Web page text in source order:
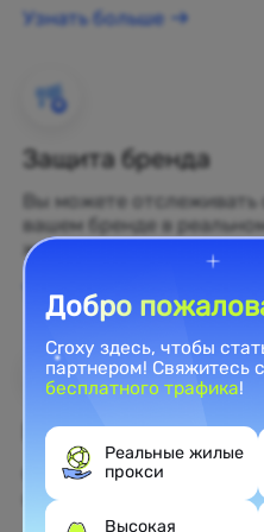
Узнать больше
Защита бренда
Вы можете
вашем бренде в
жилых прокси.
Узнать больше
Веб-скрейпинг
Собирайте
их в прибыльные
Добро
Croxy здесь, чтобы
партнером! Свяжитесь
бесплатного трафика!
Реальные жилые
прокси
Высокая